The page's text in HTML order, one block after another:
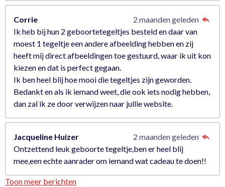
Corrie
2 maanden geleden
Ik heb bij hun 2 geboortetegeltjes besteld en daar van
moest 1 tegeltje een andere afbeelding hebben en zij
heeft mij direct afbeeldingen toe gestuurd, waar ik uit kon
kiezen en dat is perfect gegaan.
Ik ben heel blij hoe mooi die tegeltjes zijn geworden.
Bedankt en als ik iemand weet, die ook iets nodig hebben,
dan zal ik ze door verwijzen naar jullie website.
Jacqueline Huizer
2 maanden geleden
Ontzettend leuk geboorte tegeltje,ben er heel blij
mee,een echte aanrader om iemand wat cadeau te doen!!
Toon meer berichten